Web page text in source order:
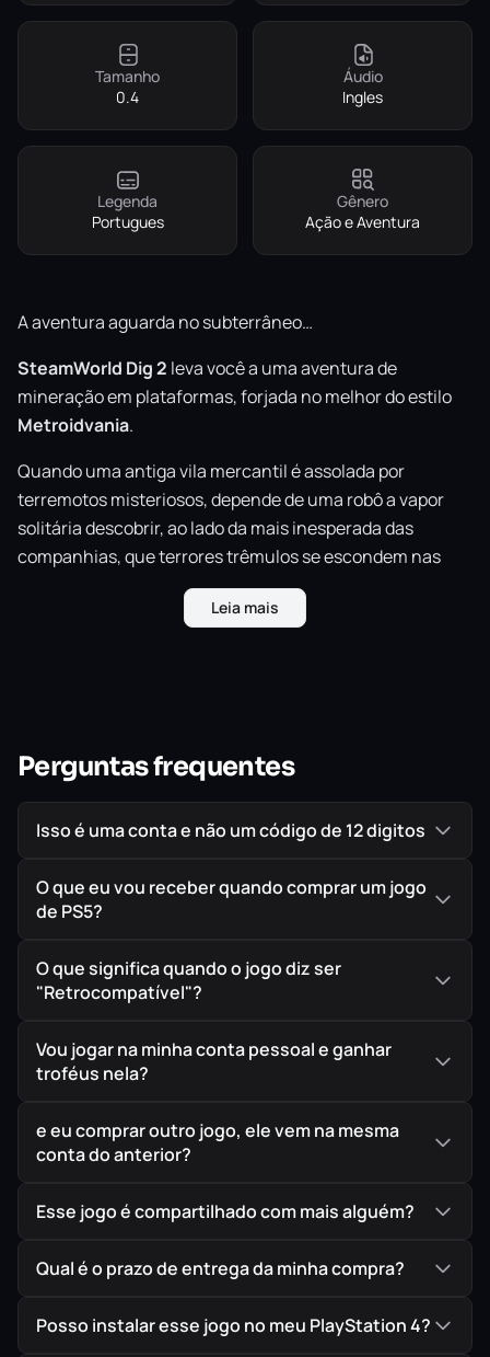
Tamanho
0.4
Áudio
Ingles
Legenda
Portugues
Gênero
Ação e Aventura
A aventura aguarda no subterrâneo…
SteamWorld Dig 2 leva você a uma aventura de
mineração em plataformas, forjada no melhor do estilo
Metroidvania.
Quando uma antiga vila mercantil é assolada por
terremotos misteriosos, depende de uma robô a vapor
solitária descobrir, ao lado da mais inesperada das
companhias, que terrores trêmulos se escondem nas
Escave pelo subsolo e explore mundos vívidos repletos de
sombrias e os restos fantasmagóricos de uma ameaça
Melhore seu equipamento para avançar ainda mais
fundo na terra e enfrentar desafios maiores.
Balance sobre vastos abismos com seu
e voe
pelas cavernas usando o
Por fim, descubra a
verdade sobre seu amigo há muito perdido…
IMPORTANTE!Todos os jogos são ORIGINAIS comprados
garantindo assim a melhor procedência possível para
seu jogo em mídia digital.
Leia mais
Perguntas frequentes
Isso é uma conta e não um código de 12 digitos
O que eu vou receber quando comprar um jogo
de PS5?
O que significa quando o jogo diz ser
"Retrocompatível"?
Vou jogar na minha conta pessoal e ganhar
troféus nela?
e eu comprar outro jogo, ele vem na mesma
conta do anterior?
Esse jogo é compartilhado com mais alguém?
Qual é o prazo de entrega da minha compra?
Posso instalar esse jogo no meu PlayStation 4?